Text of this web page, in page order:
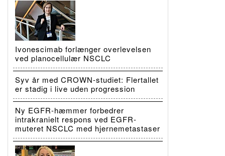
Ivonescimab forlænger overlevelsen
ved planocellulær NSCLC
Syv år med CROWN-studiet: Flertallet
er stadig i live uden progression
Ny EGFR-hæmmer forbedrer
intrakranielt respons ved EGFR-
muteret NSCLC med hjernemetastaser